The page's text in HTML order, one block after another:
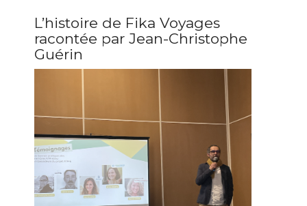
L’histoire de Fika Voyages
racontée par Jean-Christophe
Guérin